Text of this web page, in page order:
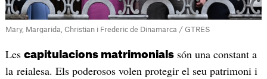
Mary, Margarida, Christian i Frederic de Dinamarca / GTRES
Les capitulacions matrimonialssón una constant a
la reialesa. Els poderosos volen protegir el seu patrimoni i